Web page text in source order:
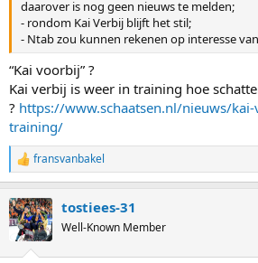
daarover is nog geen nieuws te melden;
- rondom Kai Verbij blijft het stil;
- Ntab zou kunnen rekenen op interesse
“Kai voorbij” ?
Kai verbij is weer in training hoe
? https://www.schaatsen.nl/nieuws/
training/
R
e
c
t
i
fransvanbakel
tostiees-31
Well-Known Member